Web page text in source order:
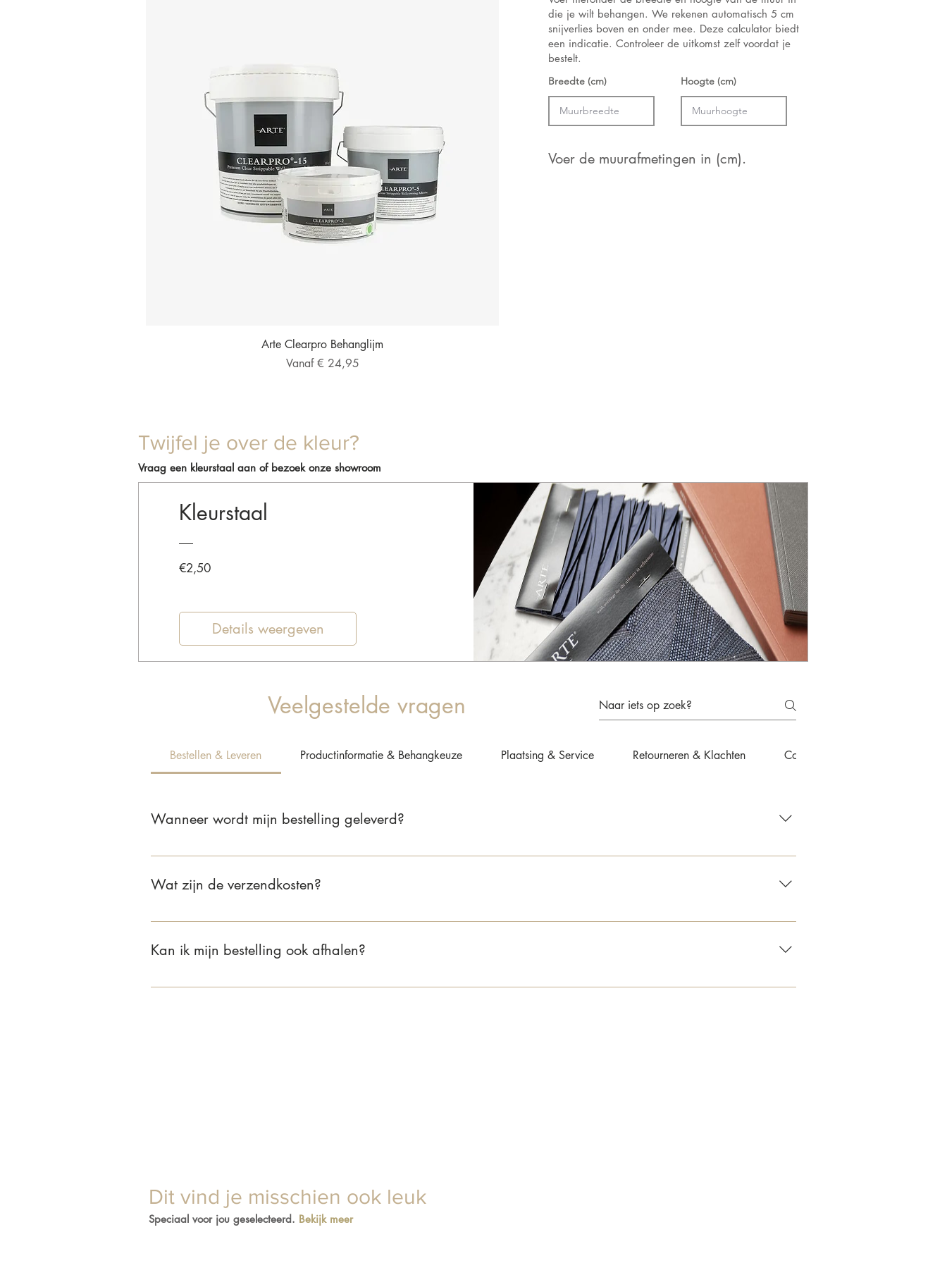
Snel overzicht
Arte Clearpro Behanglijm
Vanaf€ 24,95
Verkoopprijs
die je wilt behangen. We rekenen automatisch 5 cm
snijverlies boven en onder mee. Deze calculator biedt
een indicatie. Controleer de uitkomst zelf voordat je
bestelt.
Breedte (cm) Hoogte (cm)
Voer de muurafmetingen in (cm).
Twijfel je over de kleur?
Vraag een kleurstaal aan of bezoek onze showroom
Kleurstaal
€2,50Prijs
Details weergeven
Veelgestelde vragen
Bestellen & Leveren Productinformatie & Behangkeuze Plaatsing & Service Retourneren & Klachten Contact & Advies
Wanneer wordt mijn bestelling geleverd?
Wij leveren jouw bestelling binnen 2 tot 5 werkdagen. Zodra je bestelling verzonden is, ontvang je een e-mail met de bevestiging.
Wat zijn de verzendkosten?
Voor bestellingen binnen Nederland bedragen de verzendkosten €6,95. Voor België zijn de verzendkosten €12,50. Bij bestellingen
Kan ik mijn bestelling ook afhalen?
Ja, dat kan! Je bent van harte welkom om je bestelling af te halen in onze showroom aan de Daltonstraat 30-F in Dordrecht. Geef bij
Dit vind je misschien ook leuk
Speciaal voor jou geselecteerd. Bekijk meer